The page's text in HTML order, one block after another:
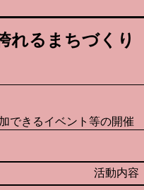
れるまちづくり
できるイベント等の開催
活動内容